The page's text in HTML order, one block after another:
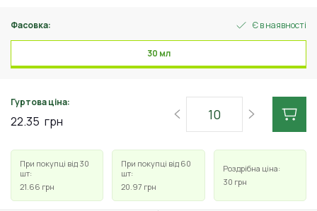
Фасовка: Є в наявності
30 мл
Гуртова ціна:
22.35 грн
При покупці від 30
шт:
21.66 грн
При покупці від 60
шт:
20.97 грн
Роздрібна ціна:
30 грн